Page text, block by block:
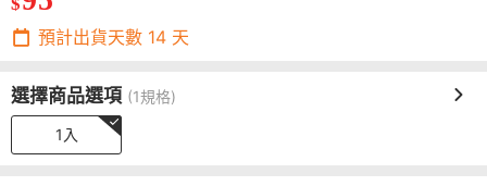
預計出貨天數 14 天
選擇商品選項 (1規格)
1入